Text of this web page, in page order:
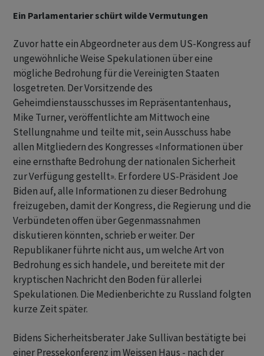
Ein Parlamentarier schürt wilde Vermutungen
Zuvor hatte ein Abgeordneter aus dem US-Kongress auf
ungewöhnliche Weise Spekulationen über eine
mögliche Bedrohung für die Vereinigten Staaten
losgetreten. Der Vorsitzende des
Geheimdienstausschusses im Repräsentantenhaus,
Mike Turner, veröffentlichte am Mittwoch eine
Stellungnahme und teilte mit, sein Ausschuss habe
allen Mitgliedern des Kongresses «Informationen über
eine ernsthafte Bedrohung der nationalen Sicherheit
zur Verfügung gestellt». Er fordere US-Präsident Joe
Biden auf, alle Informationen zu dieser Bedrohung
freizugeben, damit der Kongress, die Regierung und die
Verbündeten offen über Gegenmassnahmen
diskutieren könnten, schrieb er weiter. Der
Republikaner führte nicht aus, um welche Art von
Bedrohung es sich handele, und bereitete mit der
kryptischen Nachricht den Boden für allerlei
Spekulationen. Die Medienberichte zu Russland folgten
kurze Zeit später.
Bidens Sicherheitsberater Jake Sullivan bestätigte bei
einer Pressekonferenz im Weissen Haus - nach der